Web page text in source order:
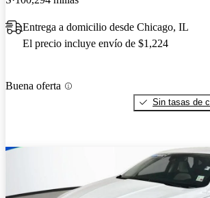
Entrega a domicilio desde Chicago, IL
El precio incluye envío de $1,224
Buena oferta
Sin tasas de